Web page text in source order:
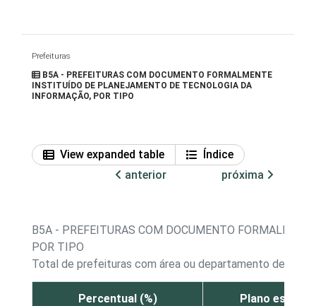
Prefeituras
B5A - PREFEITURAS COM DOCUMENTO FORMALMENTE
INSTITUÍDO DE PLANEJAMENTO DE TECNOLOGIA DA
INFORMAÇÃO, POR TIPO
View expanded table
Índice
anterior
próxima
B5A - PREFEITURAS COM DOCUMENTO
POR TIPO
Total de prefeituras com área ou departamento de
Percentual (%)
Plano